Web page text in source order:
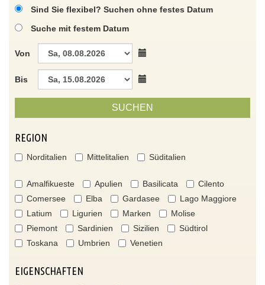
Sind Sie flexibel? Suchen ohne festes Datum
Suche mit festem Datum
Von
Bis
SUCHEN
REGION
Norditalien Mittelitalien Süditalien
Amalfikueste Apulien Basilicata
Cilento
Comersee
Elba Gardasee
Lago Maggiore
Latium
Ligurien Marken
Molise
Piemont
Sardinien Sizilien
Südtirol
Toskana
Umbrien Venetien
EIGENSCHAFTEN